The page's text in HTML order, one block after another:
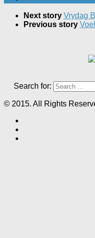
Next story Vrydag
Previous story
Search for:
© 2015. All Rights